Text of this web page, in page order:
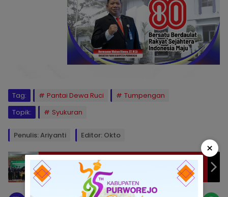
Tag: Pantai Dewa Ruci
Tumpengan
Topik:
Syukuran
Penulis: Ariyanti Editor: Okto
Wakil Walikota Prabumulih Hadiri
Penandatangan Nota Kesepakatan dan
Perjanjian Kerjasama Dengan Pengadilan
Tinggi Agama Sumsel
×